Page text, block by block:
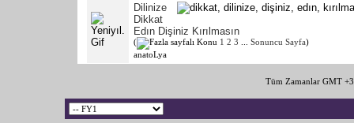
Dilinize
Dikkat
Edın Dişiniz Kırılmasın
( 1 2 3 Sonuncu Sayfa)
anatoLya
Tüm Zamanlar GMT